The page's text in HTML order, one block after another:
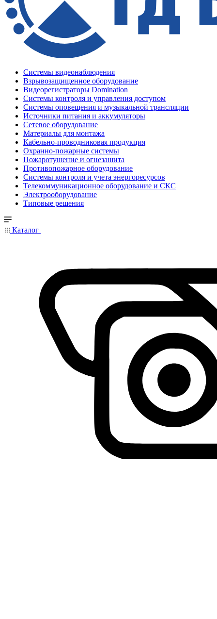
Системы видеонаблюдения
Взрывозащищенное оборудование
Видеорегистраторы Domination
Системы контроля и управления доступом
Системы оповещения и музыкальной трансляции
Источники питания и аккумуляторы
Сетевое оборудование
Материалы для монтажа
Кабельно-проводниковая продукция
Охранно-пожарные системы
Пожаротушение и огнезащита
Противопожарное оборудование
Системы контроля и учета энергоресурсов
Телекоммуникационное оборудование и СКС
Электрооборудование
Типовые решения
Каталог